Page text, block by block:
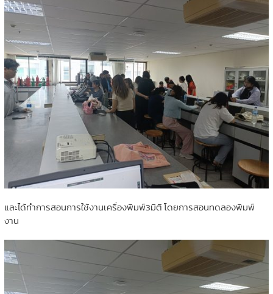
และได้ทำการสอนการใช้งานเครื่องพิมพ์3มิติ โดยการสอนทดลองพิมพ์
งาน